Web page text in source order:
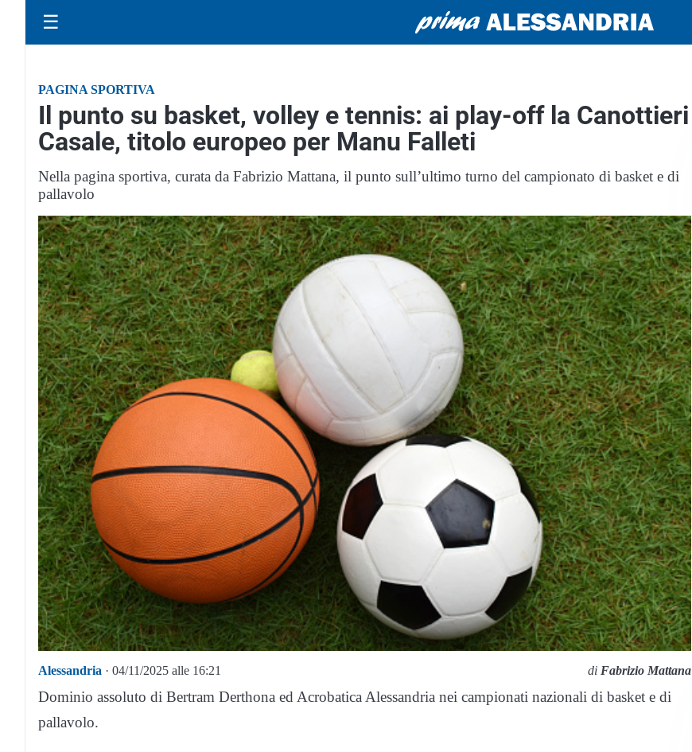
☰
PAGINA SPORTIVA
Il punto su basket, volley e tennis: ai play-off la Canottieri
Casale, titolo europeo per Manu Falleti
Nella pagina sportiva, curata da Fabrizio Mattana, il punto sull’ultimo turno del campionato di basket e di
pallavolo
Alessandria · 04/11/2025 alle 16:21 di Fabrizio Mattana
Dominio assoluto di Bertram Derthona ed Acrobatica Alessandria nei campionati nazionali di basket e di
pallavolo.